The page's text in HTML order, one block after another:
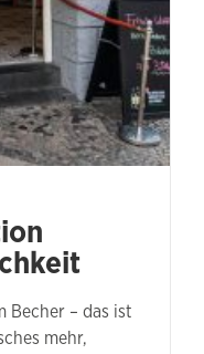
Becher – das ist
mehr,